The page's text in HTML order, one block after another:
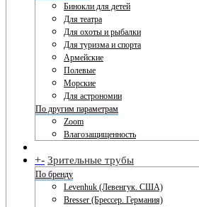
Бинокли для детей
Для театра
Для охоты и рыбалки
Для туризма и спорта
Армейские
Полевые
Морские
Для астрономии
По другим параметрам
Zoom
Влагозащищенность
+- Зрительные трубы
По бренду
Levenhuk (Левенгук. США)
Bresser (Брессер. Германия)